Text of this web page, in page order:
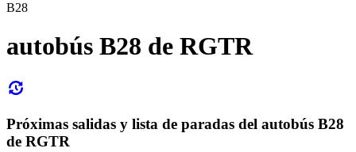
B28
autobús B28 de RGTR
Próximas salidas y lista de paradas del autobús B28
de RGTR